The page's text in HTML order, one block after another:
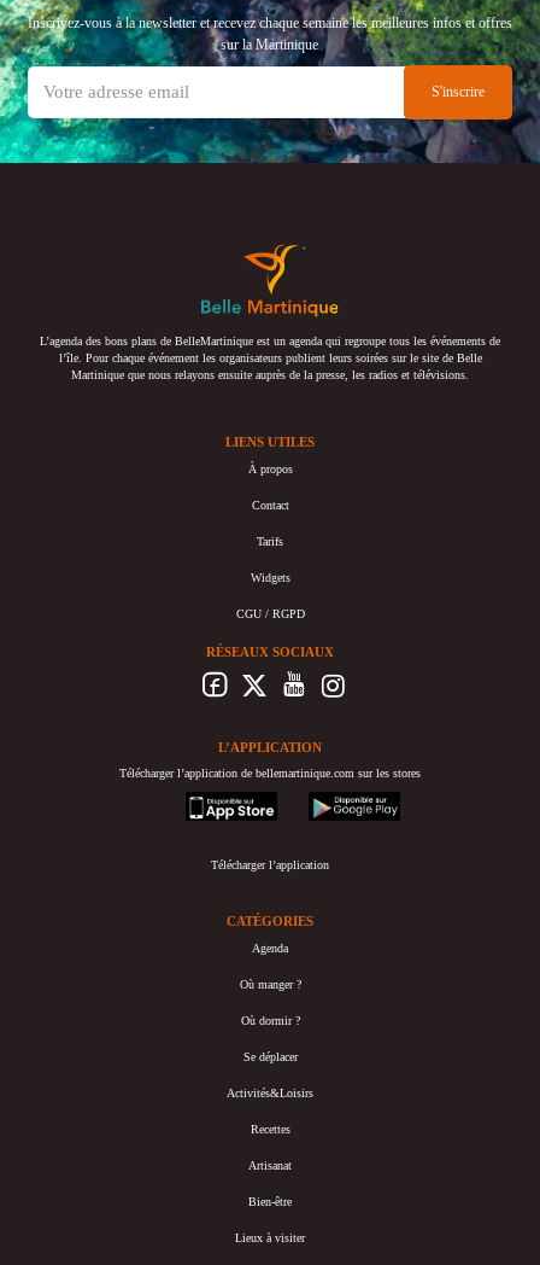
Inscrivez-vous à la newsletter et recevez chaque semaine les meilleures infos et offres
sur la Martinique
L’agenda des bons plans de BelleMartinique est un agenda qui regroupe tous les événements de
l’île. Pour chaque événement les organisateurs publient leurs soirées sur le site de Belle
Martinique que nous relayons ensuite auprès de la presse, les radios et télévisions.
LIENS UTILES
À propos
Contact
Tarifs
Widgets
CGU / RGPD
RÉSEAUX SOCIAUX
L’APPLICATION
Télécharger l’application de bellemartinique.com sur les stores
appstore
googleplay
Télécharger l’application
CATÉGORIES
Agenda
Où manger ?
Où dormir ?
Se déplacer
Activités&Loisirs
Recettes
Artisanat
Bien-être
Lieux à visiter